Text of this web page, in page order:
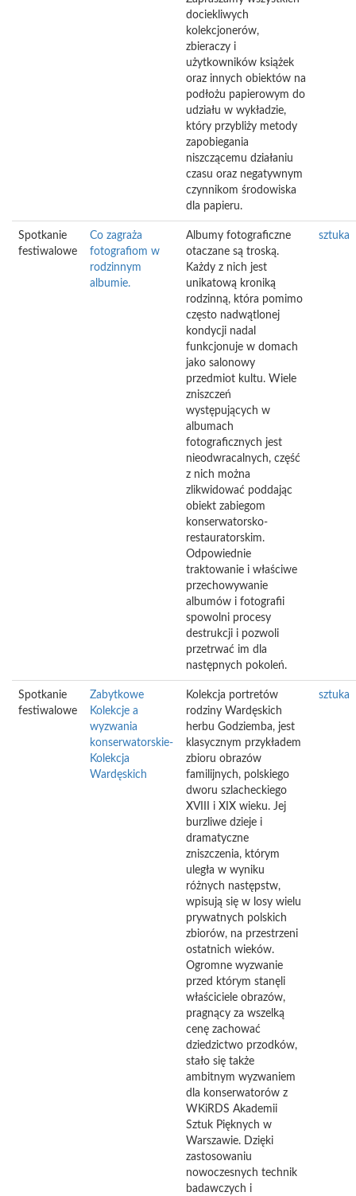
dociekliwych
kolekcjonerów,
zbieraczy i
użytkowników książek
oraz innych obiektów na
podłożu papierowym do
udziału w wykładzie,
który przybliży metody
zapobiegania
niszczącemu działaniu
czasu oraz negatywnym
czynnikom środowiska
dla papieru.
Spotkanie
festiwalowe
Co zagraża
fotografiom w
rodzinnym
albumie.
Albumy fotograficzne
otaczane są troską.
Każdy z nich jest
unikatową kroniką
rodzinną, która pomimo
często nadwątlonej
kondycji nadal
funkcjonuje w domach
jako salonowy
przedmiot kultu. Wiele
zniszczeń
występujących w
albumach
fotograficznych jest
nieodwracalnych, część
z nich można
zlikwidować poddając
obiekt zabiegom
konserwatorsko-
restauratorskim.
Odpowiednie
traktowanie i właściwe
przechowywanie
albumów i fotografii
spowolni procesy
destrukcji i pozwoli
przetrwać im dla
następnych pokoleń.
sztuka
Spotkanie
festiwalowe
Zabytkowe
Kolekcje a
wyzwania
konserwatorskie-
Kolekcja
Wardęskich
Kolekcja portretów
rodziny Wardęskich
herbu Godziemba, jest
klasycznym przykładem
zbioru obrazów
familijnych, polskiego
dworu szlacheckiego
XVIII i XIX wieku. Jej
burzliwe dzieje i
dramatyczne
zniszczenia, którym
uległa w wyniku
różnych następstw,
wpisują się w losy wielu
prywatnych polskich
zbiorów, na przestrzeni
ostatnich wieków.
Ogromne wyzwanie
przed którym stanęli
właściciele obrazów,
pragnący za wszelką
cenę zachować
dziedzictwo przodków,
stało się także
ambitnym wyzwaniem
dla konserwatorów z
WKiRDS Akademii
Sztuk Pięknych w
Warszawie. Dzięki
zastosowaniu
nowoczesnych technik
badawczych i
sztuka